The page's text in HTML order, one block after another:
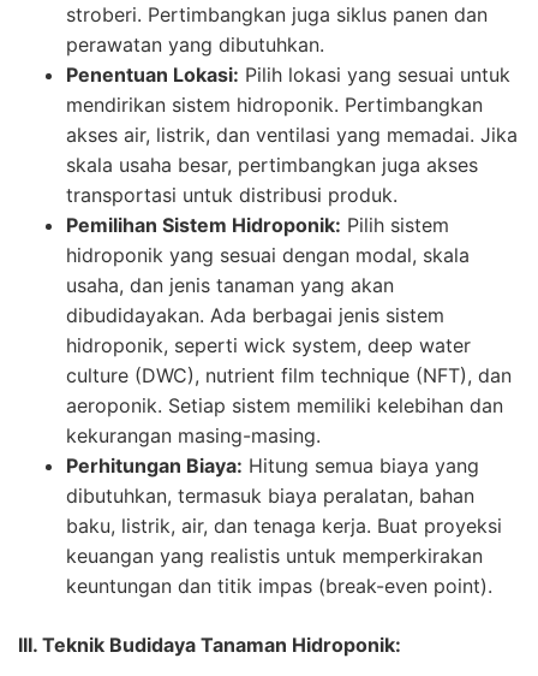
stroberi. Pertimbangkan juga siklus panen dan
perawatan yang dibutuhkan.
Penentuan Lokasi: Pilih lokasi yang sesuai untuk
mendirikan sistem hidroponik. Pertimbangkan
akses air, listrik, dan ventilasi yang memadai. Jika
skala usaha besar, pertimbangkan juga akses
transportasi untuk distribusi produk.
Pemilihan Sistem Hidroponik: Pilih sistem
hidroponik yang sesuai dengan modal, skala
usaha, dan jenis tanaman yang akan
dibudidayakan. Ada berbagai jenis sistem
hidroponik, seperti wick system, deep water
culture (DWC), nutrient film technique (NFT), dan
aeroponik. Setiap sistem memiliki kelebihan dan
kekurangan masing-masing.
Perhitungan Biaya: Hitung semua biaya yang
dibutuhkan, termasuk biaya peralatan, bahan
baku, listrik, air, dan tenaga kerja. Buat proyeksi
keuangan yang realistis untuk memperkirakan
keuntungan dan titik impas (break-even point).
III. Teknik Budidaya Tanaman Hidroponik: